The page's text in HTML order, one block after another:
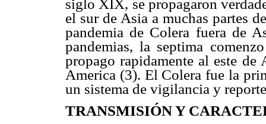
siglo XIX, se propagaron
el sur de Asia a muchas partes
pandemia de Colera fuera de
pandemias, la septima
propago rapidamente al este
America (3). El Colera fue la
un sistema de vigilancia y
TRANSMISIÓN Y